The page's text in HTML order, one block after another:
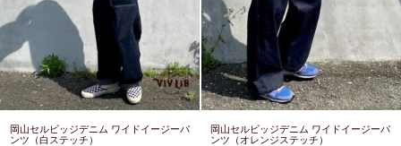
岡山セルビッジデニム ワイドイージーパ
ンツ（白ステッチ）
岡山セルビッジデニム ワイドイージーパ
ンツ（オレンジステッチ）